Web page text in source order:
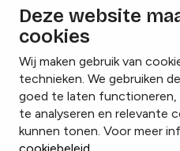
Deze website
cookies
Wij maken gebruik van
technieken. We gebruiken
goed te laten functioneren,
te analyseren en relevante
kunnen tonen. Voor meer
Lees onze
InstagramFacebookLinkedIn